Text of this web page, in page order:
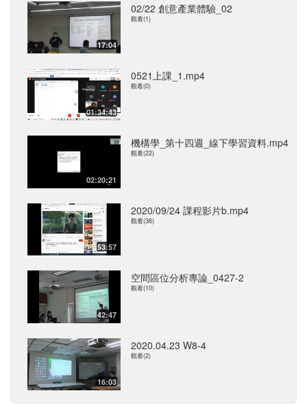
17:04
02/22 創意產業體驗_02
觀看(1)
01:34:43
0521上課_1.mp4
觀看(0)
02:20:21
機構學_第十四週_線下學習資料.mp4
觀看(22)
53:57
2020/09/24 課程影片b.mp4
觀看(36)
42:47
空間區位分析專論_0427-2
觀看(10)
16:03
2020.04.23 W8-4
觀看(2)